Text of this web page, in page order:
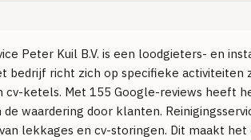
Peter Kuil B.V. is een loodgieters- en
bedrijf richt zich op specifieke
cv-ketels. Met 155 Google-reviews heeft
de waardering door klanten.
lekkages en cv-storingen. Dit maakt